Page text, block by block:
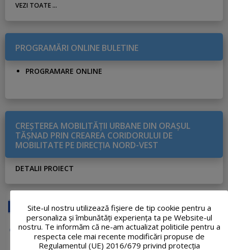
VEZI TOATE ...
PROGRAMĂRI ONLINE BULETINE
PROGRAMARE ONLINE
CREŞTEREA MOBILITĂŢII URBANE DIN ORAŞUL
TĂŞNAD PRIN CREAREA CORIDORULUI DE
MOBILITATE PE DIRECŢIA NORD-VEST
DETALII PROIECT
Site-ul nostru utilizează fişiere de tip cookie pentru a
personaliza și îmbunătăți experiența ta pe Website-ul
nostru. Te informăm că ne-am actualizat politicile pentru a
respecta cele mai recente modificări propuse de
Regulamentul (UE) 2016/679 privind protecția